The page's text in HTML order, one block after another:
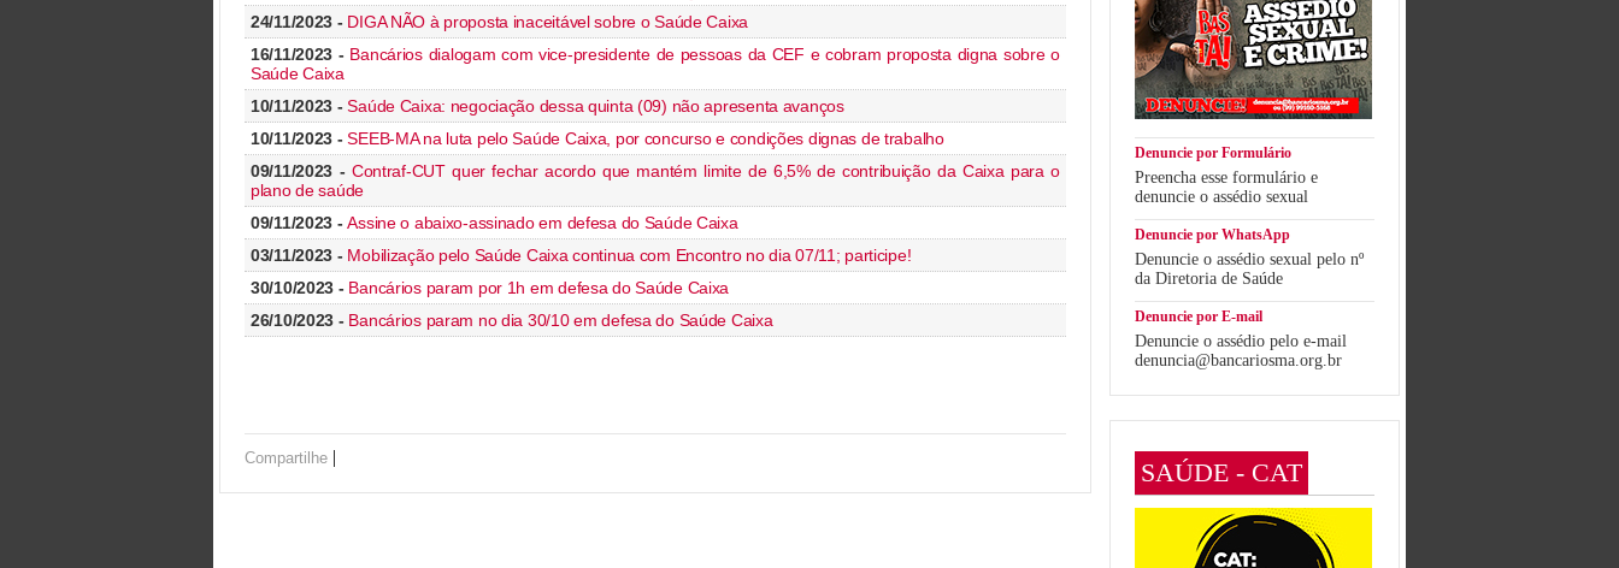
24/11/2023 - DIGA NÃO à proposta inaceitável sobre o Saúde Caixa
16/11/2023 - Bancários dialogam com vice-presidente de pessoas da CEF e cobram proposta digna sobre o
Saúde Caixa
10/11/2023 -Saúde Caixa: negociação dessa quinta (09) não apresenta avanços
10/11/2023 -SEEB-MA na luta pelo Saúde Caixa, por concurso e condições dignas de trabalho
09/11/2023 - Contraf-CUT quer fechar acordo que mantém limite de 6,5% de contribuição da Caixa para o
plano de saúde
09/11/2023 -Assine o abaixo-assinado em defesa do Saúde Caixa
03/11/2023 - Mobilização pelo Saúde Caixa continua com Encontro no dia 07/11; participe!
30/10/2023 - Bancários param por 1h em defesa do Saúde Caixa
26/10/2023 - Bancários param no dia 30/10 em defesa do Saúde Caixa
Compartilhe |
Denuncie por Formulário
Preencha esse formulário e
denuncie o assédio sexual
Denuncie por WhatsApp
Denuncie o assédio sexual pelo nº
da Diretoria de Saúde
Denuncie por E-mail
Denuncie o assédio pelo e-mail
denuncia@bancariosma.org.br
SAÚDE - CAT